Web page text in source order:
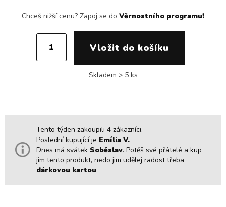
Tento týden zakoupili 4 zákazníci.
Poslední kupující je Emília V.
Dnes má svátek Soběslav. Potěš své přátelé a kup
jim tento produkt, nedo jim udělej radost třeba
dárkovou kartou
Chceš nižší cenu? Zapoj se do Věrnostního programu!
Skladem > 5 ks